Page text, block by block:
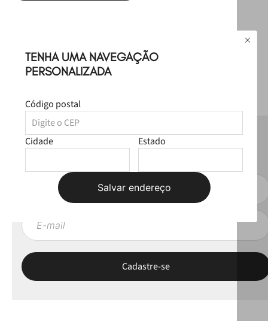
TENHA UMA NAVEGAÇÃO
PERSONALIZADA
Código postal
Cidade Estado
Salvar endereço
NEWSLETTER